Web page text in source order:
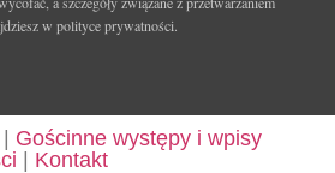
w polityce prywatności.
| Gościnne występy i wpisy
| Kontakt